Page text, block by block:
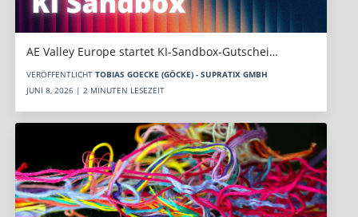
AE Valley Europe startet KI-Sandbox-Gutschei…
VERÖFFENTLICHT TOBIAS GOECKE (GÖCKE) - SUPRATIX GMBH
JUNI 8, 2026 | 2 MINUTEN LESEZEIT